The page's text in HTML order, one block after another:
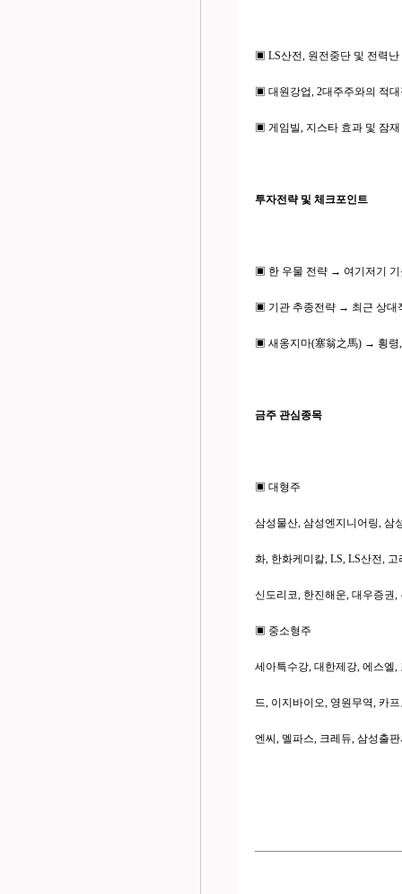
▣ LS산전, 원전중단 및 전력난
▣ 대원강업, 2대주주와의 적
▣ 게임빌, 지스타 효과 및 잠재
투자전략 및 체크포인트
▣ 한 우물 전략 → 여기저기
▣ 기관 추종전략 → 최근 상대
▣ 새옹지마(塞翁之馬) → 횡령,
금주 관심종목
▣ 대형주
삼성물산, 삼성엔지니어링, 삼
화, 한화케미칼, LS, LS산전,
신도리코, 한진해운, 대우증권
▣ 중소형주
세아특수강, 대한제강, 에스엘
드, 이지바이오, 영원무역, 카
엔씨, 멜파스, 크레듀, 삼성출